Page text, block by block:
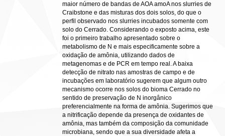
maior número de bandas de AOA amoA nos slurries de
Craibstone e das misturas dos dois solos, do que o
perfil observado nos slurries incubados somente com
solo do Cerrado. Considerando o exposto acima, este
foi o primeiro trabalho apresentado sobre o
metabolismo de N e mais especificamente sobre a
oxidação de amônia, utilizando dados de
metagenomas e de PCR em tempo real. A baixa
detecção de nitrato nas amostras de campo e de
incubações em laboratório sugerem que algum outro
mecanismo ocorre nos solos do bioma Cerrado no
sentido de preservação de N inorgânico
preferencialmente na forma de amônia. Sugerimos que
a nitrificação depende da presença de oxidantes de
amônia, mas também da composição da comunidade
microbiana, sendo que a sua diversidade afeta a